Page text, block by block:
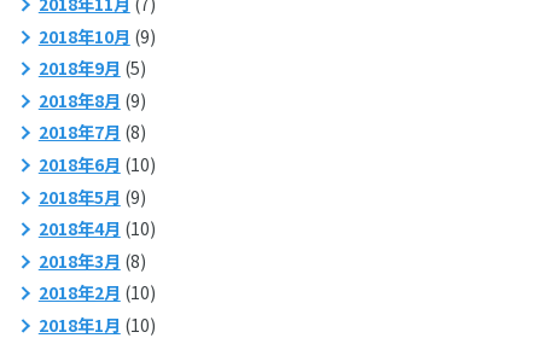
2018年10月 (9)
2018年9月 (5)
2018年8月 (9)
2018年7月 (8)
2018年6月 (10)
2018年5月 (9)
2018年4月 (10)
2018年3月 (8)
2018年2月 (10)
2018年1月 (10)